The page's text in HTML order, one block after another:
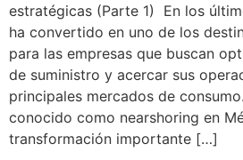
estratégicas (Parte 1) En los
ha convertido en uno de los
para las empresas que buscan
de suministro y acercar sus
principales mercados de
conocido como nearshoring en
transformación importante […]